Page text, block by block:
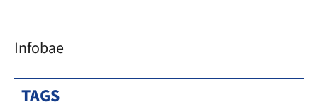
Infobae
TAGS